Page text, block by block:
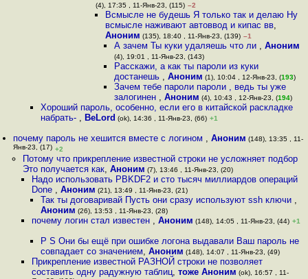
(4), 17:35 , 11-Янв-23, (115) –2
Всмысле не будешь Я только так и делаю Ну
всмысле наживают автоввод и кипас вв,
Аноним (135), 18:40 , 11-Янв-23, (139) –1
А зачем Ты куки удаляешь что ли , Аноним
(4), 19:01 , 11-Янв-23, (143)
Расскажи, а как ты пароли из куки
достанешь , Аноним (1), 10:04 , 12-Янв-23, (193)
Зачем тебе пароли пароли , ведь ты уже
залогинен , Аноним (4), 10:43 , 12-Янв-23, (194)
Хороший пароль, особенно, если его в китайской раскладке
набрать- , BeLord (ok), 14:36 , 11-Янв-23, (66) +1
почему пароль не хешится вместе с логином ,Аноним (148), 13:35 , 11-
Янв-23, (17) +2
Потому что прикрепление известной строки не усложняет подбор
Это получается как, Аноним (7), 13:46 , 11-Янв-23, (20)
Надо использовать PBKDF2 и сто тысяч миллиардов операций
Done , Аноним (21), 13:49 , 11-Янв-23, (21)
Так ты договаривай Пусть они сразу используют ssh ключи ,
Аноним (26), 13:53 , 11-Янв-23, (28)
почему логин стал известен , Аноним (148), 14:05 , 11-Янв-23, (44) +1
P S Они бы ещё при ошибке логона выдавали Ваш пароль не
совпадает со значением,Аноним (148), 14:07 , 11-Янв-23, (49)
Прикрепление известной РАЗНОЙ строки не позволяет
составить одну радужную таблиц, тоже Аноним (ok), 16:57 , 11-